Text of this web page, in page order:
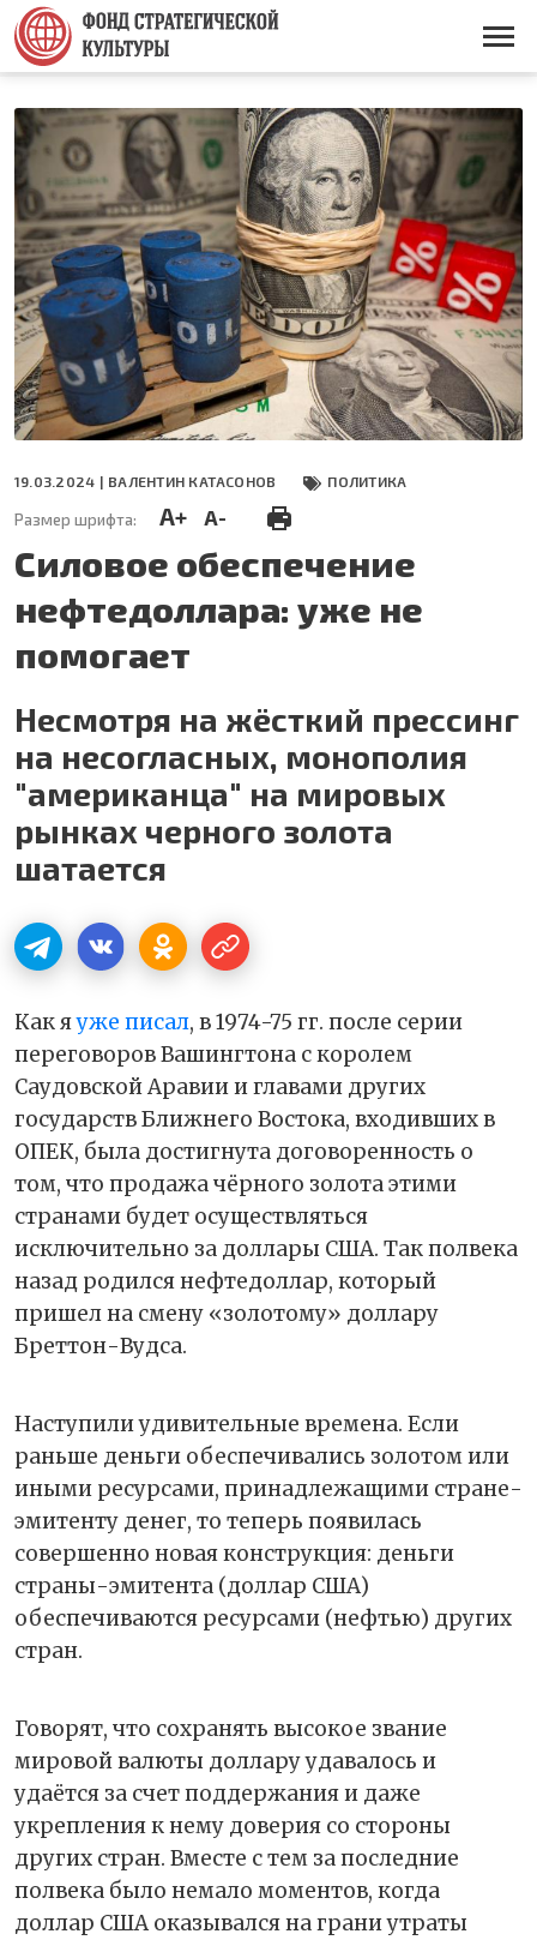
Перейти
основному
содержанию
Основная
19.03.2024 | ВАЛЕНТИН КАТАСОНОВ ПОЛИТИКА
Размер шрифта: A+ A-
Силовое обеспечение
нефтедоллара: уже не
помогает
Несмотря на жёсткий прессинг
на несогласных, монополия
"американца" на мировых
рынках черного золота
шатается
Как яуже писал, в 1974-75 гг. после серии
переговоров Вашингтона с королем
Саудовской Аравии и главами других
государств Ближнего Востока, входивших в
ОПЕК, была достигнута договоренность о
том, что продажа чёрного золота этими
странами будет осуществляться
исключительно за доллары США. Так полвека
назад родился нефтедоллар, который
пришел на смену «золотому» доллару
Бреттон-Вудса.
Наступили удивительные времена. Если
раньше деньги обеспечивались золотом или
иными ресурсами, принадлежащими стране-
эмитенту денег, то теперь появилась
совершенно новая конструкция: деньги
страны-эмитента (доллар США)
обеспечиваются ресурсами (нефтью) других
стран.
Говорят, что сохранять высокое звание
мировой валюты доллару удавалось и
удаётся за счет поддержания и даже
укрепления к нему доверия со стороны
других стран. Вместе с тем за последние
полвека было немало моментов, когда
доллар США оказывался на грани утраты